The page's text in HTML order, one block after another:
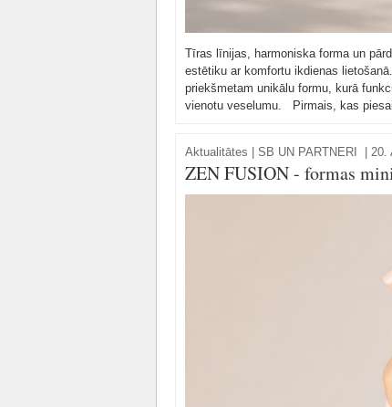
Tīras līnijas, harmoniska forma un
estētiku ar komfortu ikdienas
priekšmetam unikālu formu, kurā
vienotu veselumu. Pirmais, kas
Aktualitātes SB UN PARTNERI 20.
ZEN FUSION - formas